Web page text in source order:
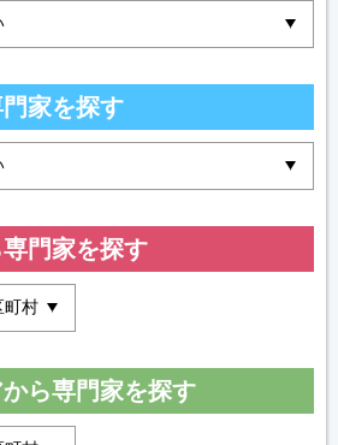
家を探す
門家を探す
ら専門家を探す